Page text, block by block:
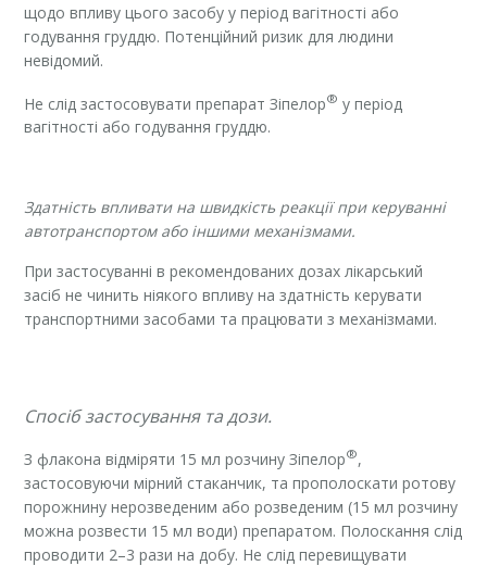
щодо впливу цього засобу у період вагітності або
годування груддю. Потенційний ризик для людини
невідомий.
Не слід застосовувати препарат Зіпелор® у період
вагітності або годування груддю.
Здатність впливати на швидкість реакції при керуванні
автотранспортом або іншими механізмами.
При застосуванні в рекомендованих дозах лікарський
засіб не чинить ніякого впливу на здатність керувати
транспортними засобами та працювати з механізмами.
Спосіб застосування та дози.
З флакона відміряти 15 мл розчину Зіпелор®,
застосовуючи мірний стаканчик, та прополоскати ротову
порожнину нерозведеним або розведеним (15 мл розчину
можна розвести 15 мл води) препаратом. Полоскання слід
проводити 2–3 рази на добу. Не слід перевищувати